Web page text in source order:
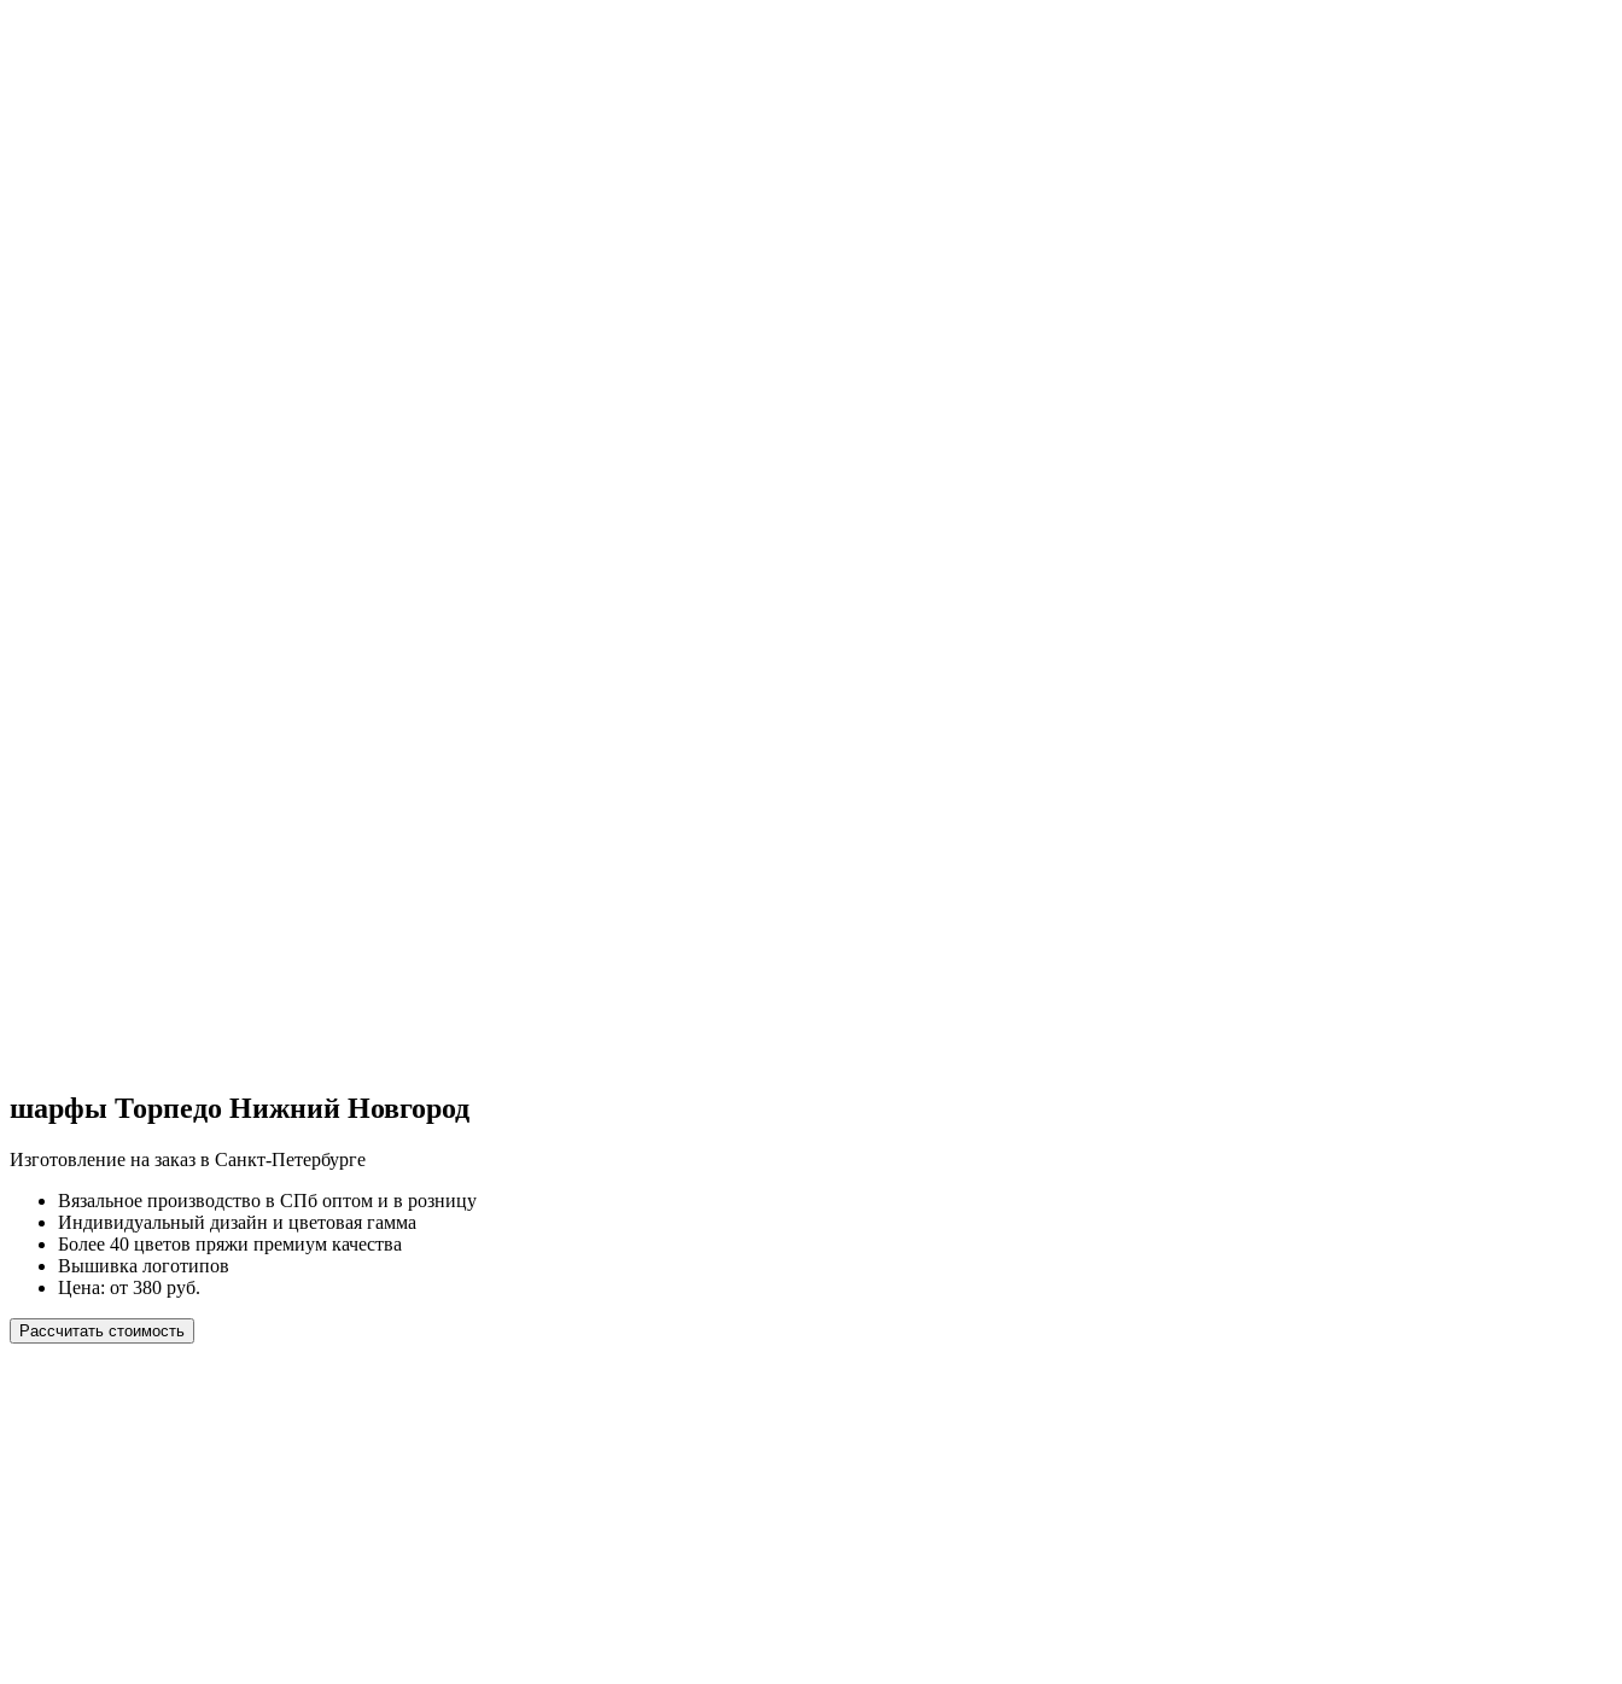
шарфы Торпедо Нижний Новгород
Изготовление на заказ в Санкт-Петербурге
Вязальное производство в СПб оптом и в розницу
Индивидуальный дизайн и цветовая гамма
Более 40 цветов пряжи премиум качества
Вышивка логотипов
Цена: от 380 руб.
Рассчитать стоимость